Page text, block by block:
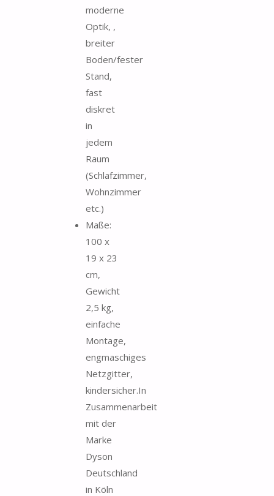
moderne
Optik, ,
breiter
Boden/fester
Stand,
fast
diskret
in
jedem
Raum
(Schlafzimmer,
Wohnzimmer
etc.)
Maße:
100 x
19 x 23
cm,
Gewicht
2,5 kg,
einfache
Montage,
engmaschiges
Netzgitter,
kindersicher.In
Zusammenarbeit
mit der
Marke
Dyson
Deutschland
in Köln